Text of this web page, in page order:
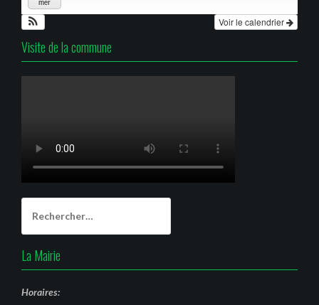
mer
Voir le calendrier
Visite de la commune
La Mairie
Horaires: